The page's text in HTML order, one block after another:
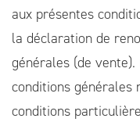
aux présentes
la déclaration de
générales (de
conditions générales
conditions